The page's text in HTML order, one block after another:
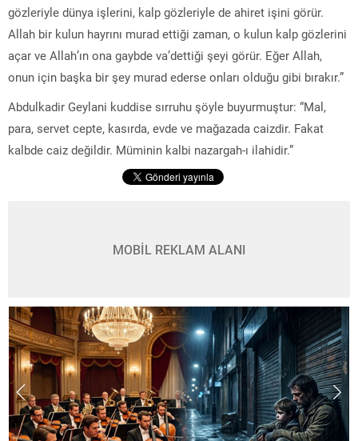
gözleriyle dünya işlerini, kalp gözleriyle de ahiret işini görür.
Allah bir kulun hayrını murad ettiği zaman, o kulun kalp gözlerini
açar ve Allah’ın ona gaybde va’dettiği şeyi görür. Eğer Allah,
onun için başka bir şey murad ederse onları olduğu gibi bırakır.”
Abdulkadir Geylani kuddise sırruhu şöyle buyurmuştur: “Mal,
para, servet cepte, kasırda, evde ve mağazada caizdir. Fakat
kalbde caiz değildir. Müminin kalbi nazargah-ı ilahidir.”
MOBİL REKLAM ALANI